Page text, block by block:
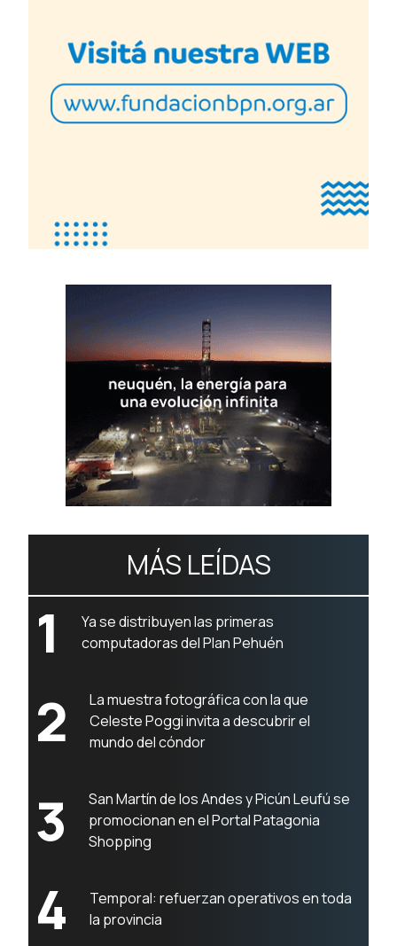
MÁS LEÍDAS
1
Ya se distribuyen las primeras
computadoras del Plan Pehuén
2
La muestra fotográfica con la que
Celeste Poggi invita a descubrir el
mundo del cóndor
3
San Martín de los Andes y Picún Leufú se
promocionan en el Portal Patagonia
Shopping
4
Temporal: refuerzan operativos en toda
la provincia